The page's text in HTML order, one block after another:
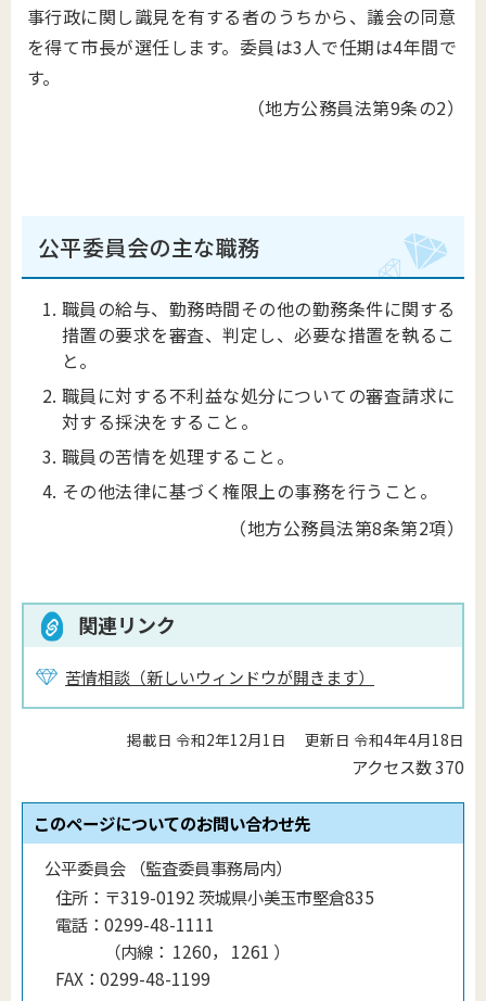
事行政に関し識見を有する者のうちから、議会の同意
を得て市長が選任します。委員は3人で任期は4年間で
す。
（地方公務員法第9条の2）
公平委員会の主な職務
職員の給与、勤務時間その他の勤務条件に関する
措置の要求を審査、判定し、必要な措置を執るこ
と。
職員に対する不利益な処分についての審査請求に
対する採決をすること。
職員の苦情を処理すること。
その他法律に基づく権限上の事務を行うこと。
（地方公務員法第8条第2項）
関連リンク
苦情相談（新しいウィンドウが開きます）
掲載日 令和2年12月1日 更新日 令和4年4月18日
アクセス数370
このページについてのお問い合わせ先
公平委員会 （監査委員事務局内）
住所： 〒319-0192 茨城県小美玉市堅倉835
電話： 0299-48-1111
（内線 ： 1260， 1261 ）
FAX： 0299-48-1199